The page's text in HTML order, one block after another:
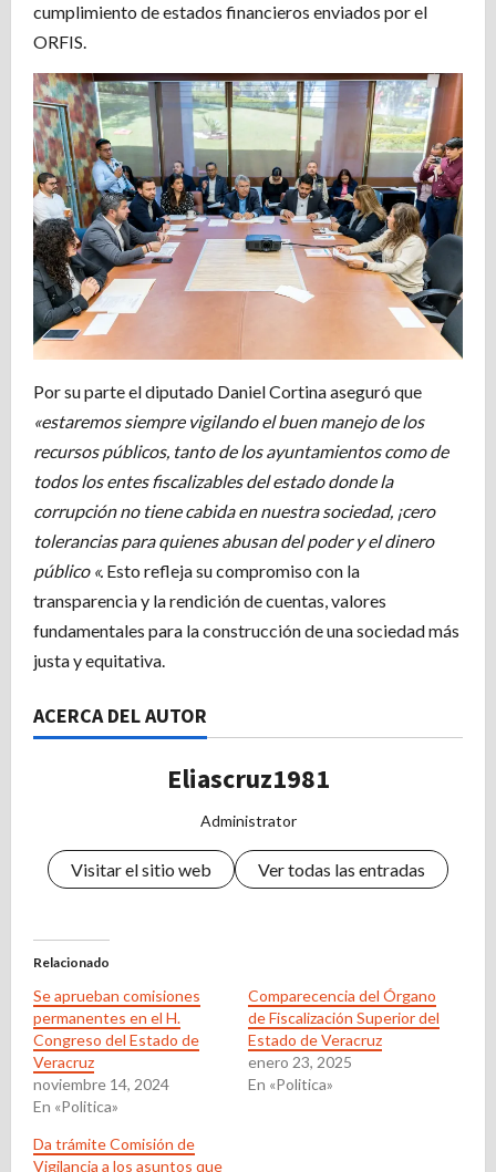
cumplimiento de estados financieros enviados por el
ORFIS.
Por su parte el diputado Daniel Cortina aseguró que
«estaremos siempre vigilando el buen manejo de los
recursos públicos, tanto de los ayuntamientos como de
todos los entes fiscalizables del estado donde la
corrupción no tiene cabida en nuestra sociedad, ¡cero
tolerancias para quienes abusan del poder y el dinero
público «. Esto refleja su compromiso con la
transparencia y la rendición de cuentas, valores
fundamentales para la construcción de una sociedad más
justa y equitativa.
ACERCA DEL AUTOR
Eliascruz1981
Administrator
Visitar el sitio web Ver todas las entradas
Relacionado
Se aprueban comisiones
permanentes en el H.
Congreso del Estado de
Veracruz
noviembre 14, 2024
En «Politica»
Comparecencia del Órgano
de Fiscalización Superior del
Estado de Veracruz
enero 23, 2025
En «Politica»
Da trámite Comisión de
Vigilancia a los asuntos que